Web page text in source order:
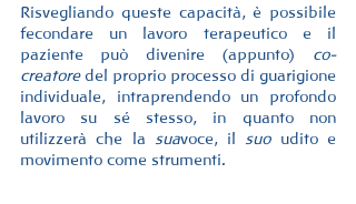
Risvegliando queste capacità, è possibile
fecondare un lavoro terapeutico e il
paziente può divenire (appunto) co-
creatore del proprio processo di guarigione
individuale, intraprendendo un profondo
lavoro su sé stesso, in quanto non
utilizzerà che la
suavoce, il suo udito e
movimento come strumenti.